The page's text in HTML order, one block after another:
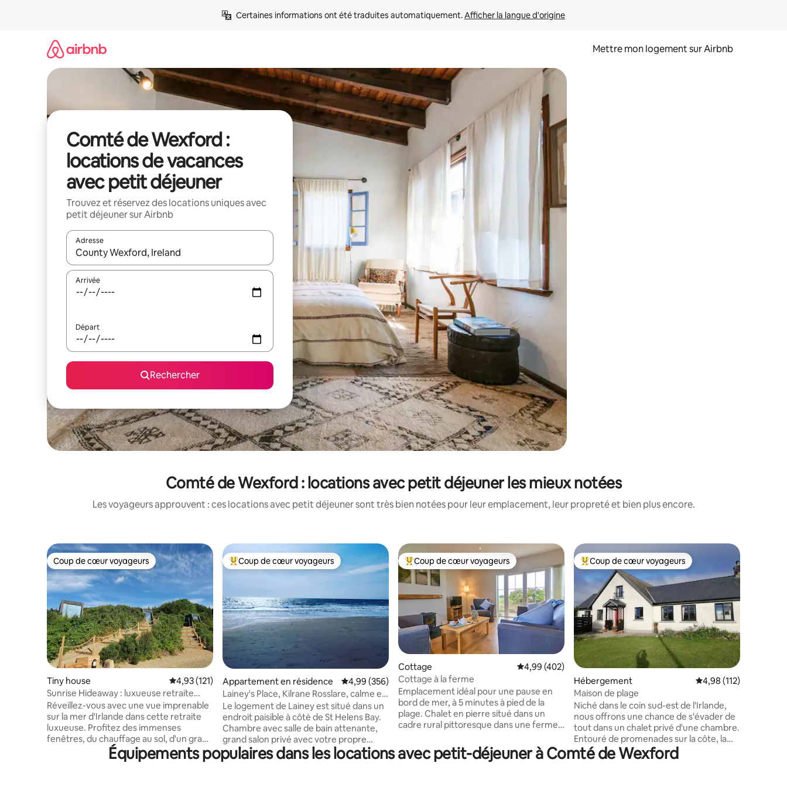
Certaines informations ont été traduites automatiquement. Afficher la langue d'origine
Mettre mon logement sur Airbnb
Comté de Wexford :
locations de vacances
avec petit déjeuner
Trouvez et réservez des locations uniques avec
petit déjeuner sur Airbnb
Adresse
Lorsque les résultats s'affichent, utilisez les flèches vers le haut et vers le bas pour les parcourir ou en appuyant et en faisant glisser.
Arrivée
Départ
Rechercher
Comté de Wexford : locations avec petit déjeuner les mieux notées
Les voyageurs approuvent : ces locations avec petit déjeuner sont très bien notées pour leur emplacement, leur propreté et bien plus encore.
Coup de cœur voyageurs
Coup de cœur voyageurs
Tiny house Évaluation moyenne sur la base de 121 commentaires : 4,93 sur 5
4,93 (121)
Sunrise Hideaway : luxueuse retraite
avec vue sur la mer
Réveillez-vous avec une vue imprenable
sur la mer d'Irlande dans cette retraite
luxueuse. Profitez des immenses
fenêtres, du chauffage au sol, d'un grand
lit et d'un projecteur de cinéma privé
pour une détente ultime. La salle de bain
Coups de cœur voyageurs les plus appréciés
Coup de cœur voyageurs
Appartement en résidence Évaluation moyenne sur la base de 356 commentaires : 4,99 sur 5
4,99 (356)
Lainey's Place, Kilrane Rosslare, calme et
paisible
Le logement de Lainey est situé dans un
endroit paisible à côté de St Helens Bay.
Chambre avec salle de bain attenante,
grand salon privé avec votre propre
entrée privée. Petit-déjeuner
continental, céréales, fruits, yaourt, jus
Coups de cœur voyageurs les plus appréciés
Coup de cœur voyageurs
Cottage Évaluation moyenne sur la base de 402 commentaires : 4,99 sur 5
4,99 (402)
Cottage à la ferme
Emplacement idéal pour une pause en
bord de mer, à 5 minutes à pied de la
plage. Chalet en pierre situé dans un
cadre rural pittoresque dans une ferme
draps blancs impeccables. Couples,
célibataires et familles. Ireland's Ancient
Coups de cœur voyageurs les plus appréciés
Coup de cœur voyageurs
Hébergement Évaluation moyenne
4,98 (112)
Maison de plage
Niché dans le coin sud-est de l'Irlande,
nous offrons une chance de s'évader de
tout dans un chalet privé d'une chambre.
Entouré de promenades sur la côte, la
faune et la faune est idéale pour les
ornithologues. Nous sommes à 400 m de
Équipements populaires dans les locations avec petit-déjeuner à Comté de Wexford